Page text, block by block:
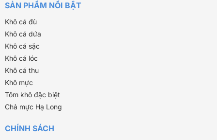
SẢN PHẨM NỔI BẬT
Khô cá đù
Khô cá dứa
Khô cá sặc
Khô cá lóc
Khô cá thu
Khô mực
Tôm khô đặc biệt
Chả mực Hạ Long
CHÍNH SÁCH